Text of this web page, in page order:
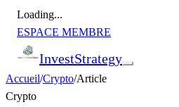
Loading...
ESPACE MEMBRE
InvestStrategy
Accueil/Crypto/Article
Crypto